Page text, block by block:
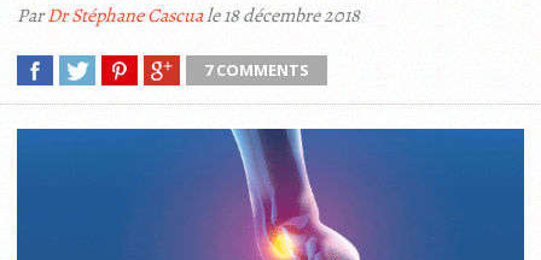
ParDr Stéphane Cascuale 18 décembre 2018
7 COMMENTS